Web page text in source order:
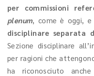
per commissioni
plenum, come è oggi,
disciplinare separata
Sezione disciplinare
per ragioni che
ha riconosciuto